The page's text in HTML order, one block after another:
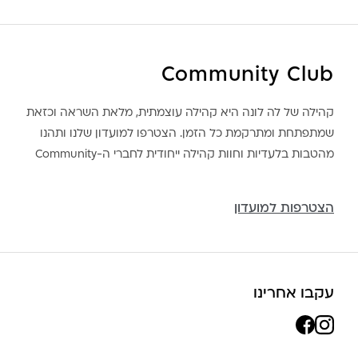
Community Club
קהילה של לה לונה היא קהילה עוצמתית, מלאת השראה וכזאת
שמתפתחת ומתרקמת כל הזמן. הצטרפו למועדון שלנו ותהנו
מהטבות בלעדיות וחוות קהילה ייחודית לחברי ה-Community
הצטרפות למועדון
עקבו אחרינו